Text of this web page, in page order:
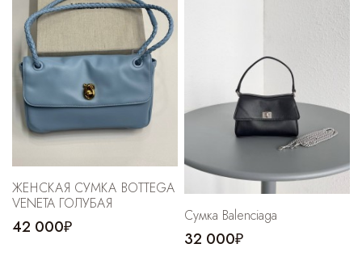
ЖЕНСКАЯ СУМКА BOTTEGA
VENETA ГОЛУБАЯ
42 000₽
Сумка Balenciaga
32 000₽